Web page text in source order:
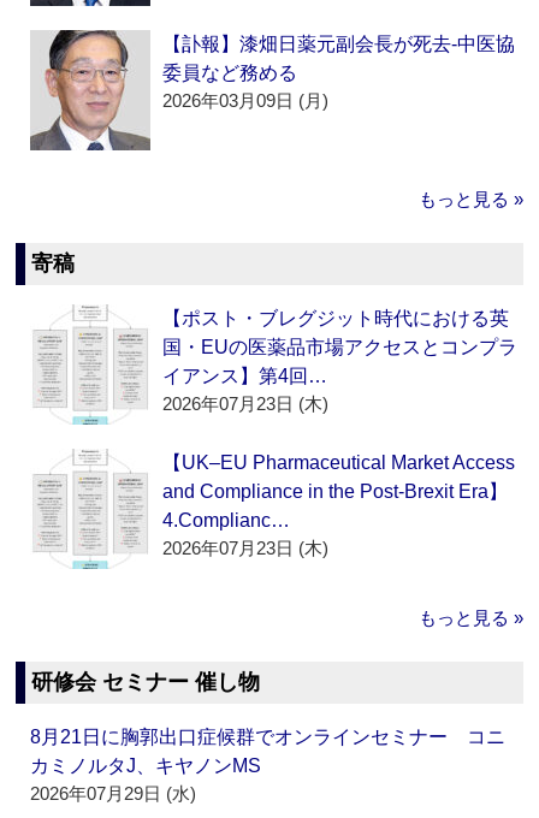
【訃報】漆畑日薬元副会長が死去‐中医協
委員など務める
2026年03月09日 (月)
もっと見る »
寄稿
【ポスト・ブレグジット時代における英
国・EUの医薬品市場アクセスとコンプラ
イアンス】第4回…
2026年07月23日 (木)
【UK–EU Pharmaceutical Market Access
and Compliance in the Post-Brexit Era】
4.Complianc…
2026年07月23日 (木)
もっと見る »
研修会 セミナー 催し物
8月21日に胸郭出口症候群でオンラインセミナー コニ
カミノルタJ、キヤノンMS
2026年07月29日 (水)